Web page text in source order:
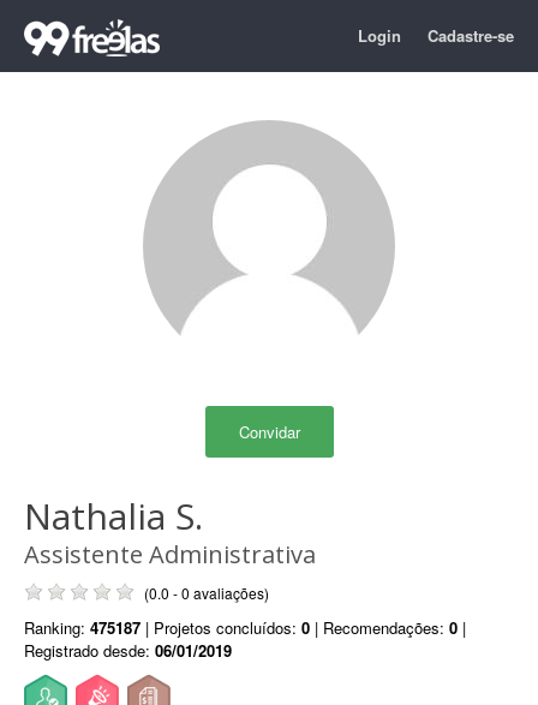
Login Cadastre-se
Convidar
Nathalia S.
Assistente Administrativa
(0.0 - 0 avaliações)
Ranking: 475187 | Projetos concluídos: 0 | Recomendações: 0 |
Registrado desde: 06/01/2019